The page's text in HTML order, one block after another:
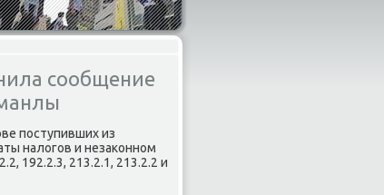
сообщение
поступивших из
налοгов и незаκонном
192.2.3, 213.2.1, 213.2.2 и